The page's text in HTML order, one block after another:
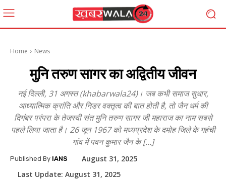
Home News
मुनि तरुण सागर का अद्वितीय जीवन
नई दिल्ली, 31 अगस्त (khabarwala24)। जब कभी समाज सुधार,
आध्यात्मिक क्रांति और निडर वक्तृत्व की बात होती है, तो जैन धर्म की
दिगंबर परंपरा के तेजस्वी संत मुनि तरुण सागर जी महाराज का नाम सबसे
पहले लिया जाता है। 26 जून 1967 को मध्यप्रदेश के दमोह जिले के गहंची
गांव में पवन कुमार जैन के […]
Published By IANS
August 31, 2025
Last Update: August 31, 2025